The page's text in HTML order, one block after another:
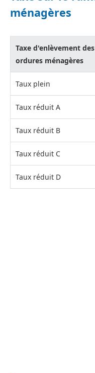
ménagères
Taxe d'enlèvement des
ordures ménagères
Taux plein
Taux réduit A
Taux réduit B
Taux réduit C
Taux réduit D